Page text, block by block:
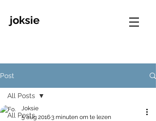
joksie
Post
All Posts
All Posts
Joksie
5 aug 20163 minuten om te lezen